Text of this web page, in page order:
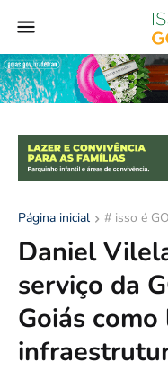
Página inicial # isso é
Daniel
serviço da
Goiás